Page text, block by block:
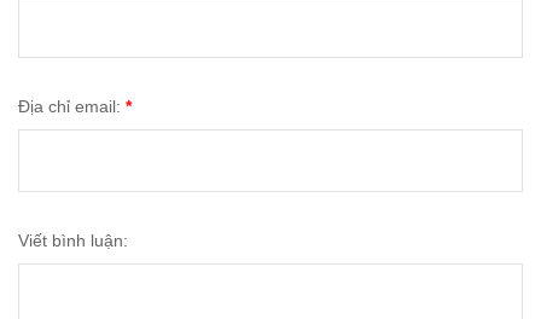
Địa chỉ email: *
Viết bình luận: